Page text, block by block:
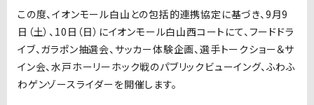
この度、イオンモール白山との包括的連携協定に基づき、9月9
日（土）、10日（日）にイオンモール白山西コートにて、フードドラ
イブ、ガラポン抽選会、サッカー体験企画、選手トークショー＆サ
イン会、水戸ホーリーホック戦のパブリックビューイング、ふわふ
わゲンゾースライダーを開催します。